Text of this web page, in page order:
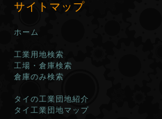
サイトマップ
ホーム
工業用地検索
工場・倉庫検索
倉庫のみ検索
タイの工業団地紹介
タイ工業団地マップ